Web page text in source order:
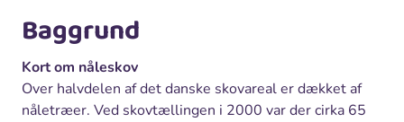
Baggrund
Kort om nåleskov
Over halvdelen af det danske skovareal er dækket af
nåletræer. Ved skovtællingen i 2000 var der cirka 65